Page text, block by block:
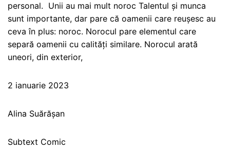
personal. Unii au mai mult noroc Talentul și munca
sunt importante, dar pare că oamenii care reușesc au
ceva în plus: noroc. Norocul pare elementul care
separă oamenii cu calități similare. Norocul arată
uneori, din exterior,
2 ianuarie 2023
Alina Suărășan
Subtext Comic